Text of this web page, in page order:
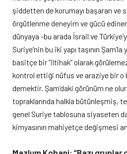
şiddetten de korumayı başaran ve
örgütlenme deneyim ve gücü
dünyaya -bu arada İsrail ve
Suriye’nin bu iki yapı taşının
basitçe bir “iltihak” olarak
kontrol ettiği nüfus ve araziye bir o
demektir. Şam’daki görünüm ne
topraklarında halkla bütünleşmiş,
genel Suriye tablosuna siyaseten
kimyasının mahiyetçe değişmesi